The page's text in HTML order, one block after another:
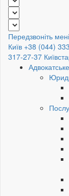
Передзвоніть мені
Київ +38 (044)
317-27-37